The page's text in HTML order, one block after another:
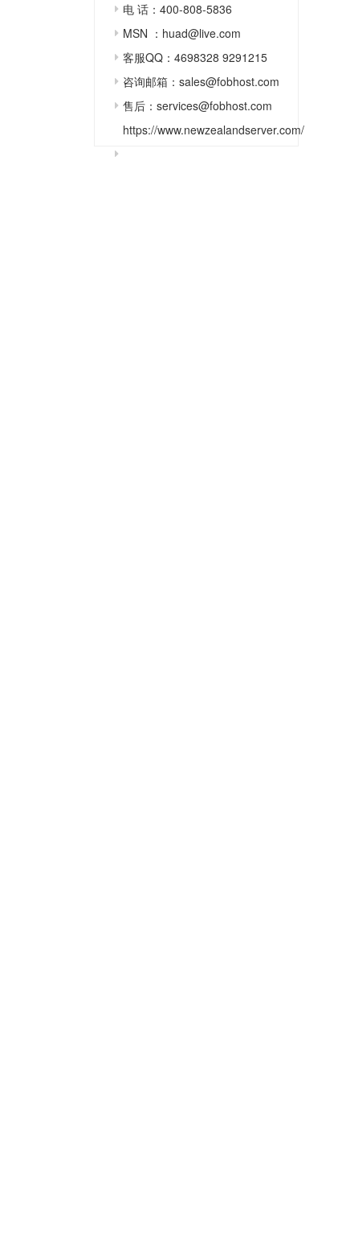
电 话：400-808-5836
MSN ：huad@live.com
客服QQ：4698328 9291215
咨询邮箱：sales@fobhost.com
售后：services@fobhost.com
https://www.newzealandserver.com/